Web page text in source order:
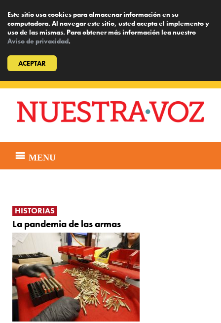
Este sitio usa cookies para almacenar información en su
computadora. Al navegar este sitio, usted acepta el implemento y
uso de las mismas. Para obtener más información lea nuestro
Aviso de privacidad.
ACEPTAR
content
MENU
HISTORIAS
La pandemia de las armas